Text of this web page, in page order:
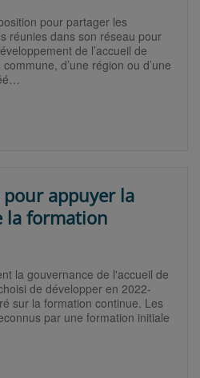
pour partager les
réunies dans son réseau pour
de l’accueil de
d’une région ou d’une
appuyer la
la formation
la gouvernance de l'accueil de
de développer en 2022-
sur la formation continue. Les
par une formation initiale